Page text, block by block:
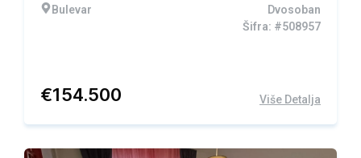
Bulevar
Dvosoban
Šifra: #508957
€154.500 Više Detalja